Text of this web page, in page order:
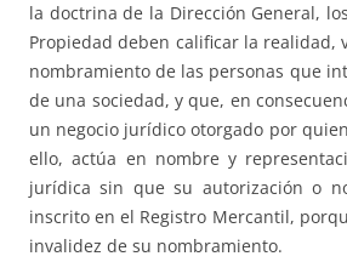
la doctrina de la Dirección General,
Propiedad deben calificar la realidad,
nombramiento de las personas que
de una sociedad, y que, en
un negocio jurídico otorgado por
ello, actúa en nombre y
jurídica sin que su autorización o
inscrito en el Registro Mercantil,
invalidez de su nombramiento.